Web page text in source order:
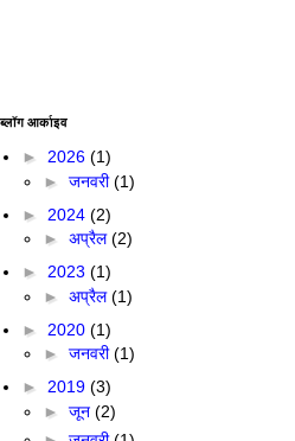
ब्लॉग आर्काइव
► 2026 (1)
► जनवरी(1)
► 2024 (2)
► अप्रैल(2)
► 2023 (1)
► अप्रैल(1)
► 2020 (1)
► जनवरी(1)
► 2019 (3)
► जून (2)